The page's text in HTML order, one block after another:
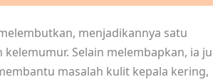
menjadikannya satu
Selain melembapkan, ia
masalah kulit kepala kering,